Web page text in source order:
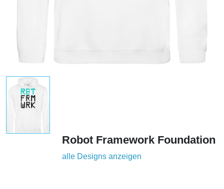
Robot Framework Foundation
alle Designs anzeigen